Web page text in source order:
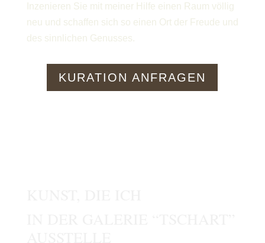
Inzenieren Sie mit meiner Hilfe einen Raum völlig
neu und schaffen sich so einen Ort der Freude und
des sinnlichen Genusses.
KURATION ANFRAGEN